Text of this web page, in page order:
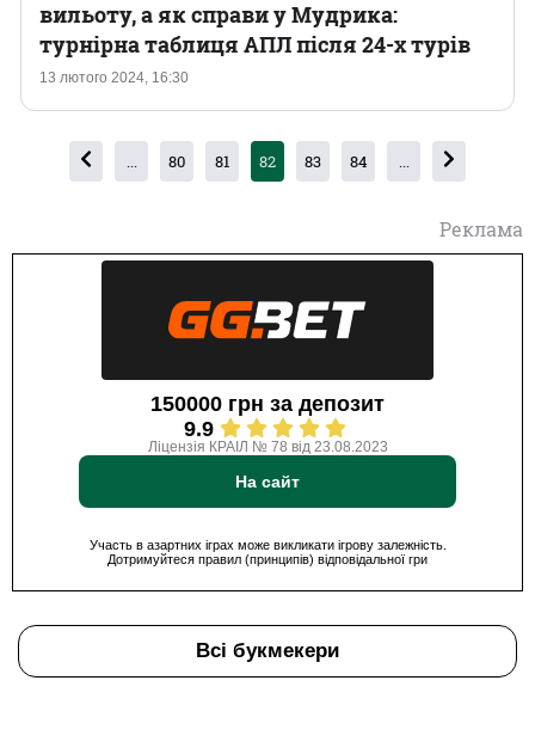
13 лютого 2024, 16:30
вильоту, а як справи у Мудрика:
турнірна таблиця АПЛ після 24-х турів
... 80 81 82 83 84 ...
Реклама
150000 грн за депозит
9.9
Ліцензія КРАІЛ № 78 від 23.08.2023
На сайт
Участь в азартних іграх може викликати ігрову залежність.
Дотримуйтеся правил (принципів) відповідальної гри
Всі букмекери